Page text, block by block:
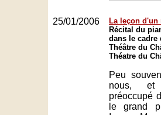
25/01/2006
La leçon d'un
Récital du
dans le cadre
Théâtre du
Théatre du
Peu
nous, et
préoccupé
le grand